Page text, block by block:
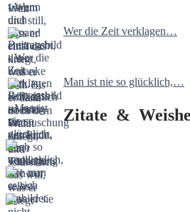
Wer die Zeit verklagen…
Man ist nie so glücklich,…
Zitate &